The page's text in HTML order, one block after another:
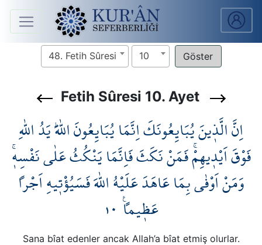
Anasayfa
Ders
V.
Ders
Notları
Seferberliği
48. Fetih Sûresi 10
Fetih Sûresi 10. Ayet
اِنَّ الَّذ۪ينَ يُبَايِعُونَكَ اِنَّمَا يُبَايِعُونَ اللّٰهَۜ يَدُ اللّٰهِ
فَوْقَ اَيْد۪يهِمْۚ فَمَنْ نَكَثَ فَاِنَّمَا يَنْكُثُ عَلٰى نَفْسِه۪ۚ
وَمَنْ اَوْفٰى بِمَا عَاهَدَ عَلَيْهُ اللّٰهَ فَسَيُؤْت۪يهِ اَجْراً
عَظ۪يماً۟ ١٠
Sana bîat edenler ancak Allah’a bîat etmiş olurlar.